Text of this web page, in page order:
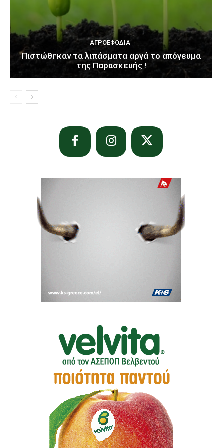
ΑΓΡΟΕΦΌΔΙΑ
Πιστώθηκαν τα λιπάσματα αργά το απόγευμα
της Παρασκευής !